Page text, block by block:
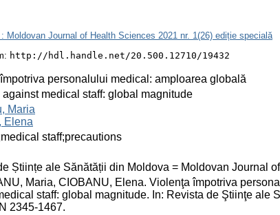
Moldovan Journal of Health Sciences 2021 nr. 1(26) ediție specială
http://hdl.handle.net/20.500.12710/19432
personalului medical: amploarea globală
medical staff: global magnitude
Maria
Elena
staff;precautions
Științe ale Sănătății din Moldova = Moldovan Journal
Maria, CIOBANU, Elena. Violenţa împotriva
staff: global magnitude. In: Revista de Ştiinţe ale
2345-1467.